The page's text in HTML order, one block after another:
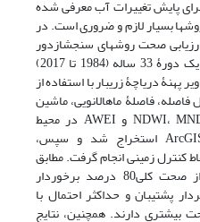
پایش تغییرات آب معرفی ‏شده
بسیار لازم و ضروری است. در
صحت روش‏های سنجش‏ازدور
برای پایش آب دریاچۀ زریبار طی یک دورۀ 33 ساله (1984 تا 2017)
پهنۀ دریاچۀ زریبار با استفاده از
فاصله، فاصلۀ ماهالانویی، ماشین
بردار پشتیبان و شاخص‏های NDWI، MNDWI و AWEI در محیط
نرم‏افزارهای ENVI5.3 و ArcGIS10.4 استخراج شد و سپس،
کنترل زمینی انجام گرفت. مطابق
نتایج به‏دست‏آمده تمامی روش‏ها از صحت کلی80 درصد برخوردار
پشتیبان و حداکثر احتمال با
90 درصد صحت بیشتری دار‌ند. همچنین، نتایج